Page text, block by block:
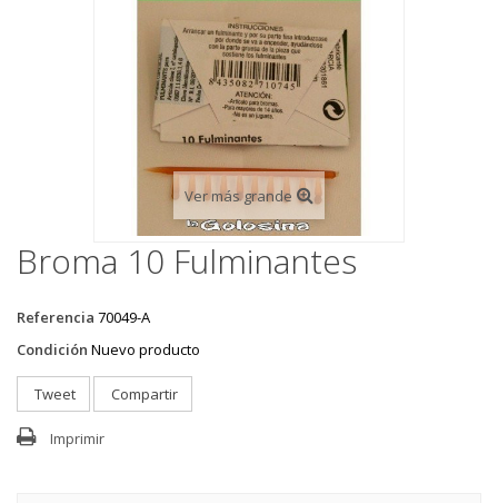
Ver más grande
Broma 10 Fulminantes
Referencia 70049-A
Condición Nuevo producto
Tweet Compartir
Imprimir